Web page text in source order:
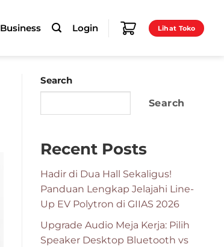
Business Login Lihat Toko
Search
Search
Recent Posts
Hadir di Dua Hall Sekaligus!
Panduan Lengkap Jelajahi Line-
Up EV Polytron di GIIAS 2026
Upgrade Audio Meja Kerja: Pilih
Speaker Desktop Bluetooth vs